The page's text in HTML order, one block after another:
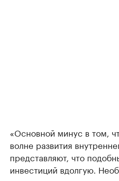
«Основной минус в том,
волне развития
представляют, что
инвестиций вдолгую.